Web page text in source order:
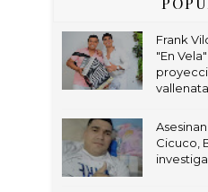
Frank
"En
vallenata
Cicuco,